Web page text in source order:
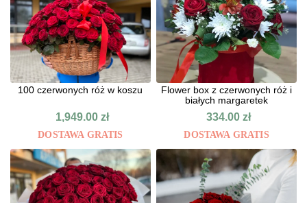
100 czerwonych róż w koszu
1,949.00zł
DOSTAWA GRATIS
Flower box z czerwonych róż i
białych margaretek
334.00zł
DOSTAWA GRATIS